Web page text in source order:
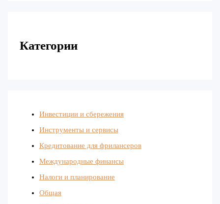
Категории
Инвестиции и сбережения
Инструменты и сервисы
Кредитование для фрилансеров
Международные финансы
Налоги и планирование
Общая